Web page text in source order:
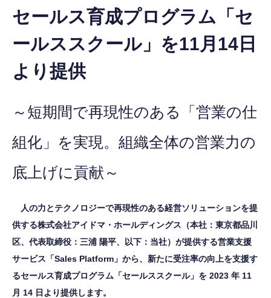
セールス育成プログラム「セ
ールススクール」を11月14日
より提供
～短期間で再現性のある「営業の仕
組化」を実現。組織全体の営業力の
底上げに貢献～
人の力とテクノロジーで再現性のある経営ソリューションを提
供する株式会社アイドマ・ホールディングス（本社：東京都品川
区、代表取締役：三浦 陽平、以下：当社）が提供する営業支援
サービス「Sales Platform」から、新たに受注率の向上を支援す
るセールス育成プログラム「セールススクール」を 2023 年 11
月 14 日より提供します。